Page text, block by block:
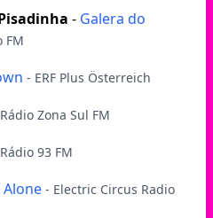
- Galera do
FM
- ERF Plus Österreich
Zona Sul FM
93 FM
- Electric Circus Radio